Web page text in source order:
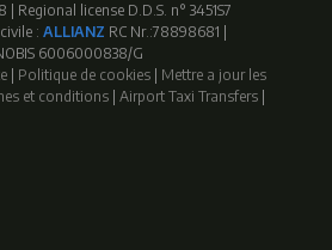
| Regional license D.D.S. n° 3451S7
: ALLIANZ RC Nr.:78898681 |
6006000838/G
Politique de cookies
Mettre a jour les
et conditions Airport Taxi Transfers